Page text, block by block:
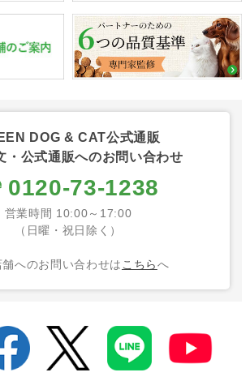
DOG & CAT公式通販
・公式通販へのお問い合わせ
0120-73-1238
営業時間 10:00～17:00
（日曜・祝日除く）
へのお問い合わせは こちらへ